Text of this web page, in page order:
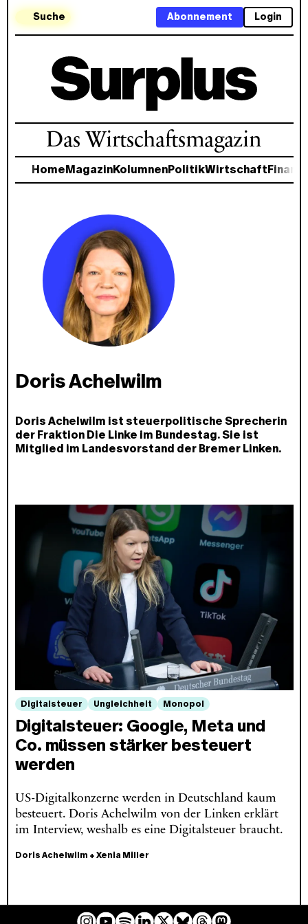
Suche Login
Abonnement
Das Wirtschaftsmagazin
Home MagazinKolumnenPolitikWirtschaft
Doris Achelwilm
Doris Achelwilm ist steuerpolitische Sprecherin
der Fraktion Die Linke im Bundestag. Sie ist
Mitglied im Landesvorstand der Bremer Linken.
Digitalsteuer Ungleichheit Monopol
Digitalsteuer: Google, Meta und
Co. müssen stärker besteuert
werden
US-Digitalkonzerne werden in Deutschland kaum
besteuert. Doris Achelwilm von der Linken erklärt
im Interview, weshalb es eine Digitalsteuer braucht.
Doris Achelwilm + Xenia Miller